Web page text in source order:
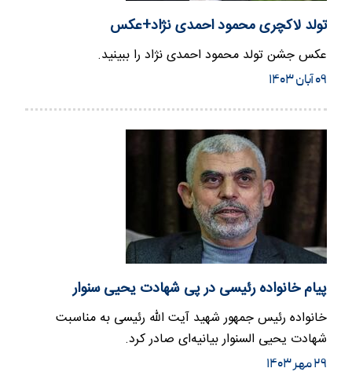
تولد لاکچری محمود احمدی نژاد+عکس
عکس جشن تولد محمود احمدی نژاد را ببینید.
۰۹ آبان ۱۴۰۳
پیام خانواده رئیسی در پی شهادت یحیی سنوار
خانواده رئیس جمهور شهید آیت الله رئیسی به مناسبت
شهادت یحیی السنوار بیانیه‌ای صادر کرد.
۲۹ مهر ۱۴۰۳